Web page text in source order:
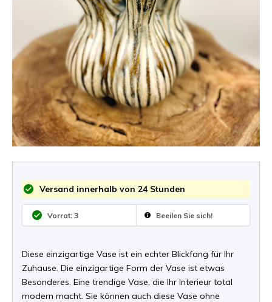
Versand innerhalb von 24 Stunden
Vorrat: 3 Beeilen Sie sich!
Diese einzigartige Vase ist ein echter Blickfang für Ihr
Zuhause. Die einzigartige Form der Vase ist etwas
Besonderes. Eine trendige Vase, die Ihr Interieur total
modern macht. Sie können auch diese Vase ohne